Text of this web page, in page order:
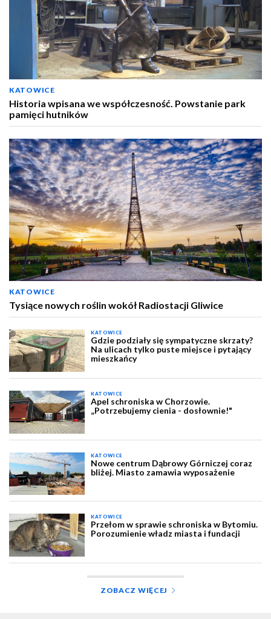
KATOWICE
Historia wpisana we współczesność. Powstanie park
pamięci hutników
KATOWICE
Tysiące nowych roślin wokół Radiostacji Gliwice
KATOWICE
Gdzie podziały się sympatyczne skrzaty?
Na ulicach tylko puste miejsce i pytający
mieszkańcy
KATOWICE
Apel schroniska w Chorzowie.
„Potrzebujemy cienia - dosłownie!"
KATOWICE
Nowe centrum Dąbrowy Górniczej coraz
bliżej. Miasto zamawia wyposażenie
KATOWICE
Przełom w sprawie schroniska w Bytomiu.
Porozumienie władz miasta i fundacji
ZOBACZ WIĘCEJ